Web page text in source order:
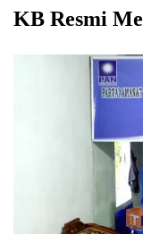
KB Resmi